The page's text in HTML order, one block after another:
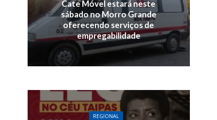
Cate Móvel estará neste
sábado no Morro Grande
oferecendo serviços de
empregabilidade
REGIONAL